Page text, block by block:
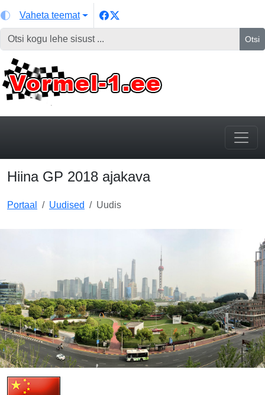
Vaheta teemat
Otsi
Hiina GP 2018 ajakava
Portaal Uudised Uudis